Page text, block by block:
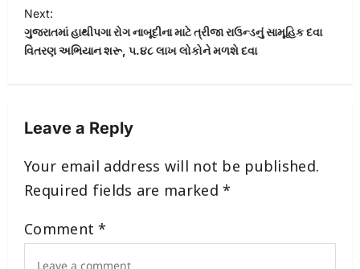
t
n
a
g
a
t
o
Next:
ગુજરાતમાં હાથીપગા રોગ નાબૂદીના માટે ત્રીજા રાઉન્ડનું સામૂહિક દવા
વિતરણ અભિયાન શરૂ, ૫.૪૮ લાખ લોકોને મળશે દવા
Leave a Reply
Your email address will not be published.
Required fields are marked*
Comment*